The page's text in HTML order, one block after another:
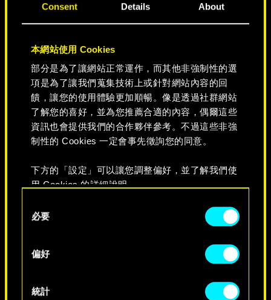
Consent Details About
本網站使用 Cookies
部分是為了讓網站正常運作，而其他非強制性的選
項是為了讓我們蒐集技術上或針對網站內容的回
饋，讓您的使用體驗更加順暢。像是透過社群網站
了解您的喜好，並為您推薦合適的內容，偶爾這些
資訊也會提供我們的合作夥伴參考。不過這些非強
制性的 Cookies 一定會事先徵詢您的同意。
下方的「設定」可以讓您調整偏好，並了解我們使
用 Cookies 的詳細說明。
Selection
必要
偏好
統計
傳奇之城
永不消逝